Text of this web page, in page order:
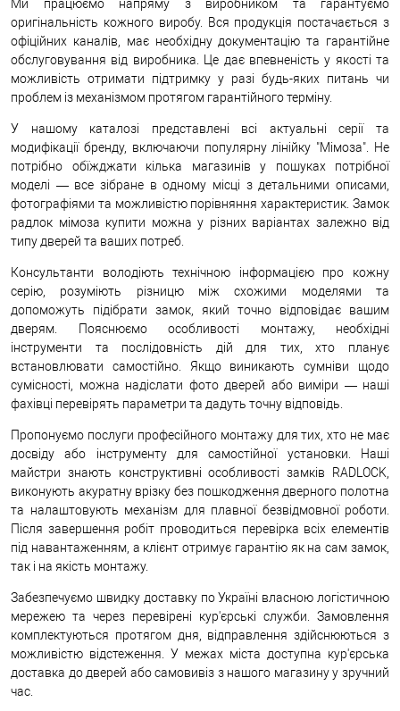
Ми працюємо напряму з виробником та гарантуємо
оригінальність кожного виробу. Вся продукція постачається з
офіційних каналів, має необхідну документацію та гарантійне
обслуговування від виробника. Це дає впевненість у якості та
можливість отримати підтримку у разі будь-яких питань чи
проблем із механізмом протягом гарантійного терміну.
У нашому каталозі представлені всі актуальні серії та
модифікації бренду, включаючи популярну лінійку "Мімоза". Не
потрібно обїжджати кілька магазинів у пошуках потрібної
моделі — все зібране в одному місці з детальними описами,
фотографіями та можливістю порівняння характеристик. Замок
радлок мімоза купити можна у різних варіантах залежно від
типу дверей та ваших потреб.
Консультанти володіють технічною інформацією про кожну
серію, розуміють різницю між схожими моделями та
допоможуть підібрати замок, який точно відповідає вашим
дверям. Пояснюємо особливості монтажу, необхідні
інструменти та послідовність дій для тих, хто планує
встановлювати самостійно. Якщо виникають сумніви щодо
сумісності, можна надіслати фото дверей або виміри — наші
фахівці перевірять параметри та дадуть точну відповідь.
Пропонуємо послуги професійного монтажу для тих, хто не має
досвіду або інструменту для самостійної установки. Наші
майстри знають конструктивні особливості замків RADLOCK,
виконують акуратну врізку без пошкодження дверного полотна
та налаштовують механізм для плавної безвідмовної роботи.
Після завершення робіт проводиться перевірка всіх елементів
під навантаженням, а клієнт отримує гарантію як на сам замок,
так і на якість монтажу.
Забезпечуємо швидку доставку по Україні власною логістичною
мережею та через перевірені кур'єрські служби. Замовлення
комплектуються протягом дня, відправлення здійснюються з
можливістю відстеження. У межах міста доступна кур'єрська
доставка до дверей або самовивіз з нашого магазину у зручний
час.